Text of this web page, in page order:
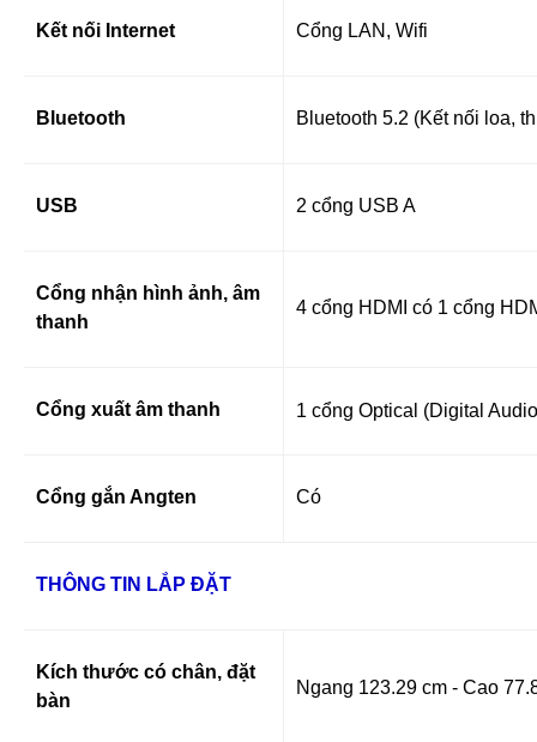
Kết nối Internet Cổng LAN, Wifi
Bluetooth Bluetooth 5.2 (Kết nối loa,
USB 2 cổng USB A
Cổng nhận hình ảnh, âm
thanh
4 cổng HDMI có 1 cổng
Cổng xuất âm thanh 1 cổng Optical (Digital
Cổng gắn Angten Có
THÔNG TIN LẮP ĐẶT
Kích thước có chân, đặt
bàn
Ngang 123.29 cm - Cao